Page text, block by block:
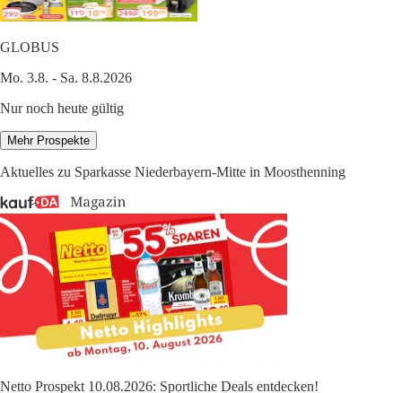
GLOBUS
Mo. 3.8. - Sa. 8.8.2026
Nur noch heute gültig
Mehr Prospekte
Aktuelles zu Sparkasse Niederbayern-Mitte in Moosthenning
Netto Prospekt 10.08.2026: Sportliche Deals entdecken!